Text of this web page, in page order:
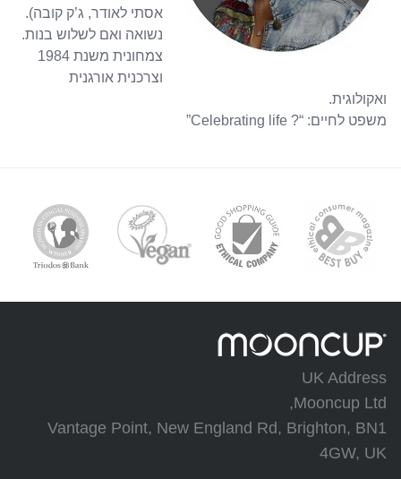
אסתי לאודר, ג’ק קובה).
נשואה ואם לשלוש בנות.
צמחונית משנת 1984
וצרכנית אורגנית
ואקולוגית.
משפט לחיים: “? Celebrating life”
UK Address
Mooncup Ltd,
Vantage Point, New England Rd, Brighton, BN1
4GW, UK